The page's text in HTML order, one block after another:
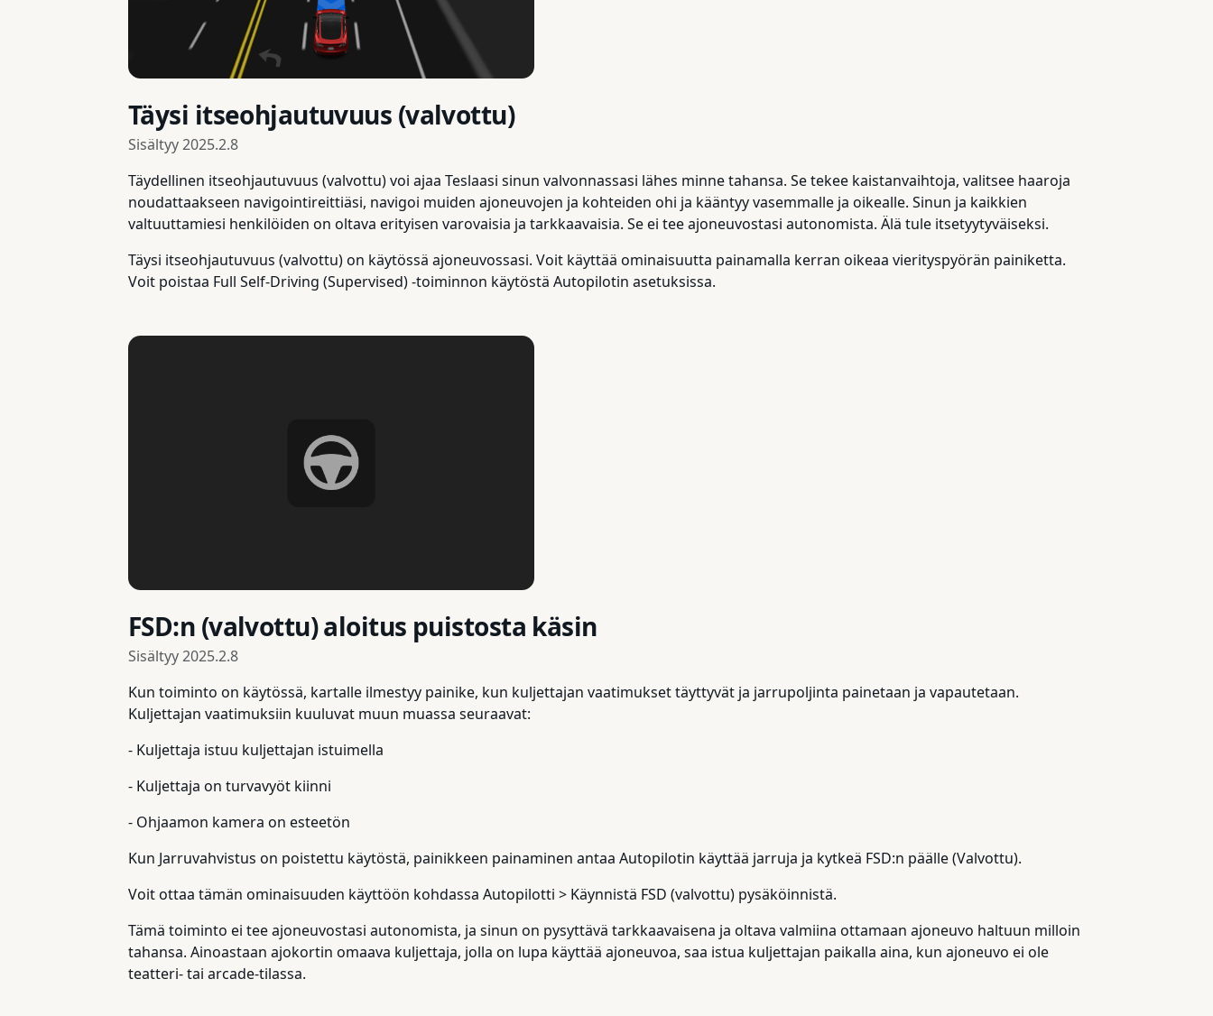
Täysi itseohjautuvuus (valvottu)
Sisältyy2025.2.8
Täydellinen itseohjautuvuus (valvottu) voi ajaa Teslaasi sinun valvonnassasi lähes minne tahansa. Se tekee kaistanvaihtoja, valitsee haaroja
noudattaakseen navigointireittiäsi, navigoi muiden ajoneuvojen ja kohteiden ohi ja kääntyy vasemmalle ja oikealle. Sinun ja kaikkien
valtuuttamiesi henkilöiden on oltava erityisen varovaisia ja tarkkaavaisia. Se ei tee ajoneuvostasi autonomista. Älä tule itsetyytyväiseksi.
Täysi itseohjautuvuus (valvottu) on käytössä ajoneuvossasi. Voit käyttää ominaisuutta painamalla kerran oikeaa vierityspyörän painiketta.
Voit poistaa Full Self-Driving (Supervised) -toiminnon käytöstä Autopilotin asetuksissa.
FSD:n (valvottu) aloitus puistosta käsin
Sisältyy2025.2.8
Kun toiminto on käytössä, kartalle ilmestyy painike, kun kuljettajan vaatimukset täyttyvät ja jarrupoljinta painetaan ja vapautetaan.
Kuljettajan vaatimuksiin kuuluvat muun muassa seuraavat:
- Kuljettaja istuu kuljettajan istuimella
- Kuljettaja on turvavyöt kiinni
- Ohjaamon kamera on esteetön
Kun Jarruvahvistus on poistettu käytöstä, painikkeen painaminen antaa Autopilotin käyttää jarruja ja kytkeä FSD:n päälle (Valvottu).
Voit ottaa tämän ominaisuuden käyttöön kohdassa Autopilotti > Käynnistä FSD (valvottu) pysäköinnistä.
Tämä toiminto ei tee ajoneuvostasi autonomista, ja sinun on pysyttävä tarkkaavaisena ja oltava valmiina ottamaan ajoneuvo haltuun milloin
tahansa. Ainoastaan ajokortin omaava kuljettaja, jolla on lupa käyttää ajoneuvoa, saa istua kuljettajan paikalla aina, kun ajoneuvo ei ole
teatteri- tai arcade-tilassa.